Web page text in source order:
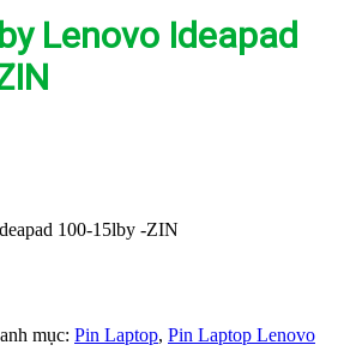
Lenovo Ideapad
100-15lby -ZIN
mục: Pin Laptop, Pin Laptop Lenovo